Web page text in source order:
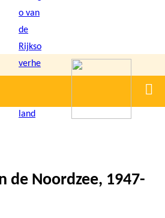
de Noordzee, 1947-